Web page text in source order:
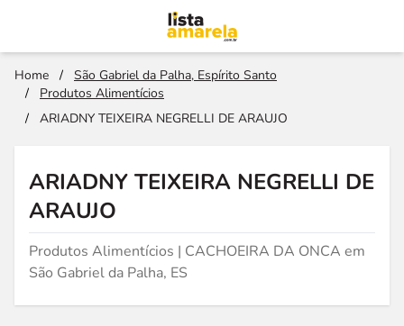
Home /
São Gabriel da Palha, Espírito Santo
/
Produtos Alimentícios
/
ARIADNY TEIXEIRA NEGRELLI DE ARAUJO
ARIADNY TEIXEIRA NEGRELLI DE
ARAUJO
Produtos Alimentícios | CACHOEIRA DA ONCA em
São Gabriel da Palha, ES